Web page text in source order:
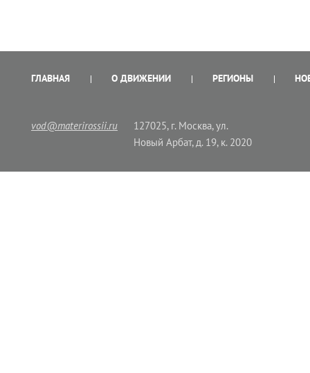
ГЛАВНАЯ О ДВИЖЕНИИ РЕГИОНЫ
vod@materirossii.ru
127025, г. Москва, ул.
Новый Арбат, д. 19, к. 2020